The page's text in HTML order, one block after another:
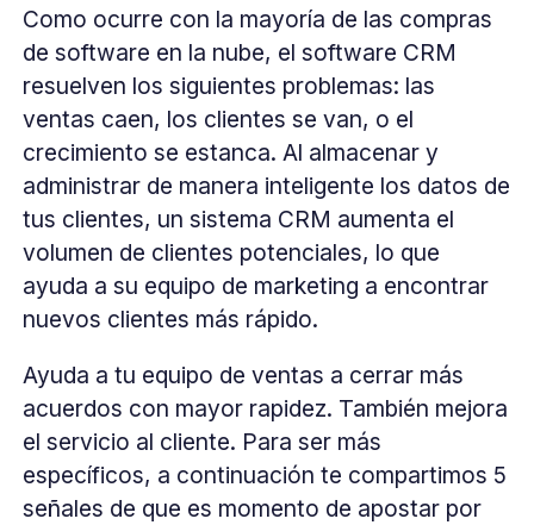
Como ocurre con la mayoría de las compras
de software en la nube, el software CRM
resuelven los siguientes problemas: las
ventas caen, los clientes se van, o el
crecimiento se estanca. Al almacenar y
administrar de manera inteligente los datos de
tus clientes, un sistema CRM aumenta el
volumen de clientes potenciales, lo que
ayuda a su equipo de marketing a encontrar
nuevos clientes más rápido.
Ayuda a tu equipo de ventas a cerrar más
acuerdos con mayor rapidez. También mejora
el servicio al cliente. Para ser más
específicos, a continuación te compartimos 5
señales de que es momento de apostar por